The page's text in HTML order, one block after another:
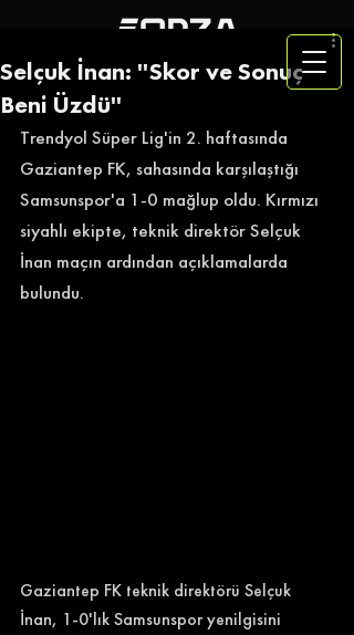
Selçuk İnan: ''Skor ve Sonuç
Beni Üzdü''
Trendyol Süper Lig'in 2. haftasında
Gaziantep FK, sahasında karşılaştığı
Samsunspor'a 1-0 mağlup oldu. Kırmızı
siyahlı ekipte, teknik direktör Selçuk
İnan maçın ardından açıklamalarda
bulundu.
Gaziantep FK teknik direktörü Selçuk
İnan, 1-0'lık Samsunspor yenilgisini